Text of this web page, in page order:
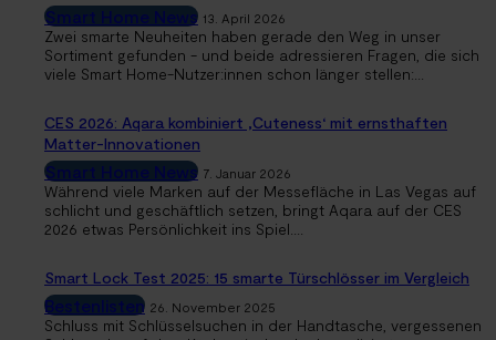
Smart Home News 13. April 2026
Zwei smarte Neuheiten haben gerade den Weg in unser
Sortiment gefunden - und beide adressieren Fragen, die sich
viele Smart Home-Nutzer:innen schon länger stellen:...
CES 2026: Aqara kombiniert ‚Cuteness‘ mit ernsthaften
Matter-Innovationen
Smart Home News 7. Januar 2026
Während viele Marken auf der Messefläche in Las Vegas auf
schlicht und geschäftlich setzen, bringt Aqara auf der CES
2026 etwas Persönlichkeit ins Spiel....
Smart Lock Test 2025: 15 smarte Türschlösser im Vergleich
Bestenlisten 26. November 2025
Schluss mit Schlüsselsuchen in der Handtasche, vergessenen